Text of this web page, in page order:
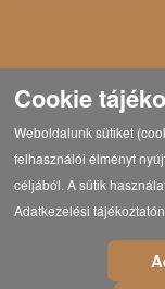
Cookie
Weboldalunk sütiket
felhasználói élményt
céljából. A sütik
Adatkezelési